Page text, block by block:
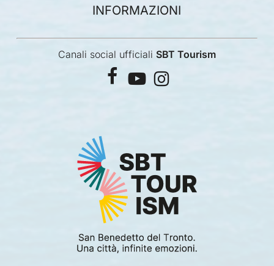
INFORMAZIONI
Canali social ufficiali SBT Tourism
facebook
youtubeinstagram